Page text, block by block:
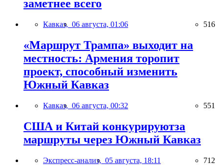
заметнее всего
Кавказ, 06 августа, 01:06 516
«Маршрут Трампа» выходит на
местность: Армения торопит
проект, способный изменить
Южный Кавказ
Кавказ, 06 августа, 00:32 551
США и Китай конкурируютза
маршруты через Южный Кавказ
Экспресс-анализ, 05 августа, 18:11 712